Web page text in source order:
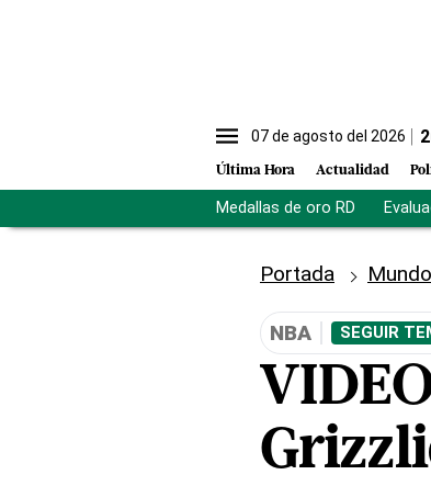
07 de agosto del 2026
Última Hora Actualidad
Medallas de oro RD
Portada Mundo
NBA SEGUIR